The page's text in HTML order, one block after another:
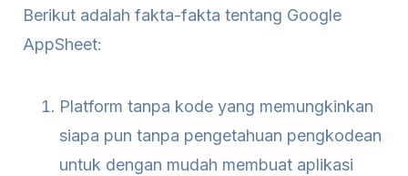
Berikut adalah fakta-fakta tentang Google
AppSheet:
Platform tanpa kode yang memungkinkan
siapa pun tanpa pengetahuan pengkodean
untuk dengan mudah membuat aplikasi